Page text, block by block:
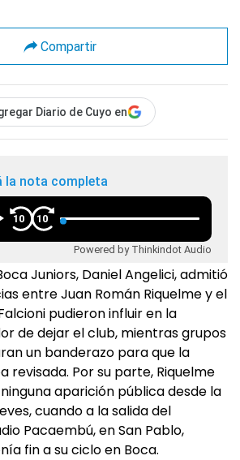
Compartir
Diario de Cuyo en
la nota completa
10 10
Powered by Thinkindot Audio
Juniors, Daniel Angelici, admitió
entre Juan Román Riquelme y el
pudieron influir en la
de dejar el club, mientras grupos
un banderazo para que la
revisada. Por su parte, Riquelme
aparición pública desde la
cuando a la salida del
Pacaembú, en San Pablo,
fin a su ciclo en Boca.